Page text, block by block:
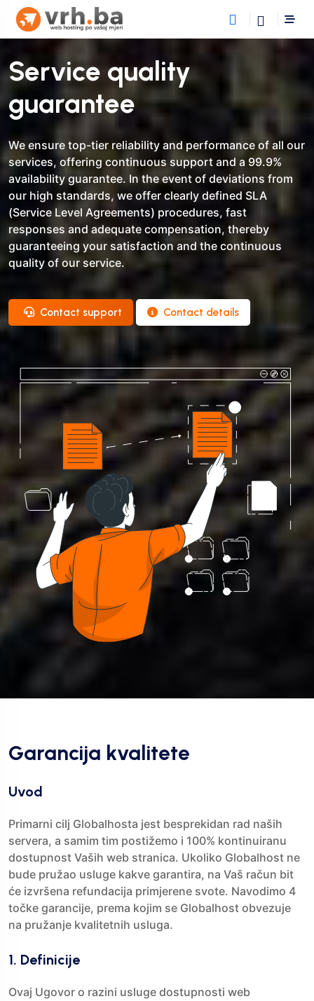
Service quality
guarantee
We ensure top-tier reliability and performance of all our
services, offering continuous support and a 99.9%
availability guarantee. In the event of deviations from
our high standards, we offer clearly defined SLA
(Service Level Agreements) procedures, fast
responses and adequate compensation, thereby
guaranteeing your satisfaction and the continuous
quality of our service.
Contact support Contact details
Garancija kvalitete
Uvod
Primarni cilj Globalhosta jest besprekidan rad naših
servera, a samim tim postižemo i 100% kontinuiranu
dostupnost Vaših web stranica. Ukoliko Globalhost ne
bude pružao usluge kakve garantira, na Vaš račun bit
će izvršena refundacija primjerene svote. Navodimo 4
točke garancije, prema kojim se Globalhost obvezuje
na pružanje kvalitetnih usluga.
1. Definicije
Ovaj Ugovor o razini usluge dostupnosti web